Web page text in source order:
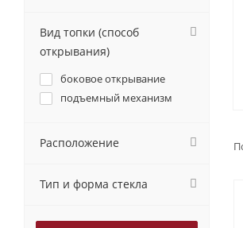
ABX
Denner Fire
EYSEN
KFD
Royal Flame
Thorma
БЛЭК СТОВ (BLACK STOVE)
Вид топки (способ
открывания)
боковое открывание
подъемный механизм
Расположение
Тип и форма стекла